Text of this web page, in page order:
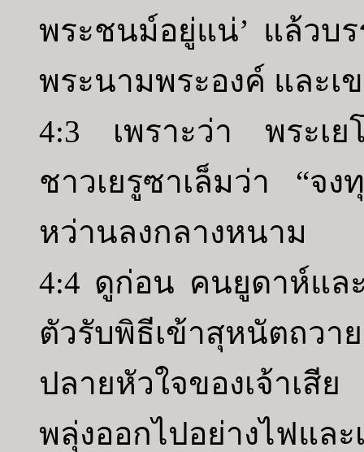
พระชนม์อยู่แน่’ แล้วบ
พระนามพระองค์ และเ
4:3 เพราะว่า พระเย
ชาวเยรูซาเล็มว่า “จ
หว่านลงกลางหนาม
4:4 ดูก่อน คนยูดาห์และ
ตัวรับพิธีเข้าสุหนัตถว
ปลายหัวใจของเจ้าเสี
พลุ่งออกไปอย่างไฟแล